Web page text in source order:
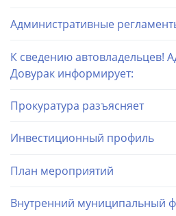
Административные
К сведению автовладельцев!
Довурак информирует:
Прокуратура разъясняет
Инвестиционный профиль
План мероприятий
Внутренний муниципальный